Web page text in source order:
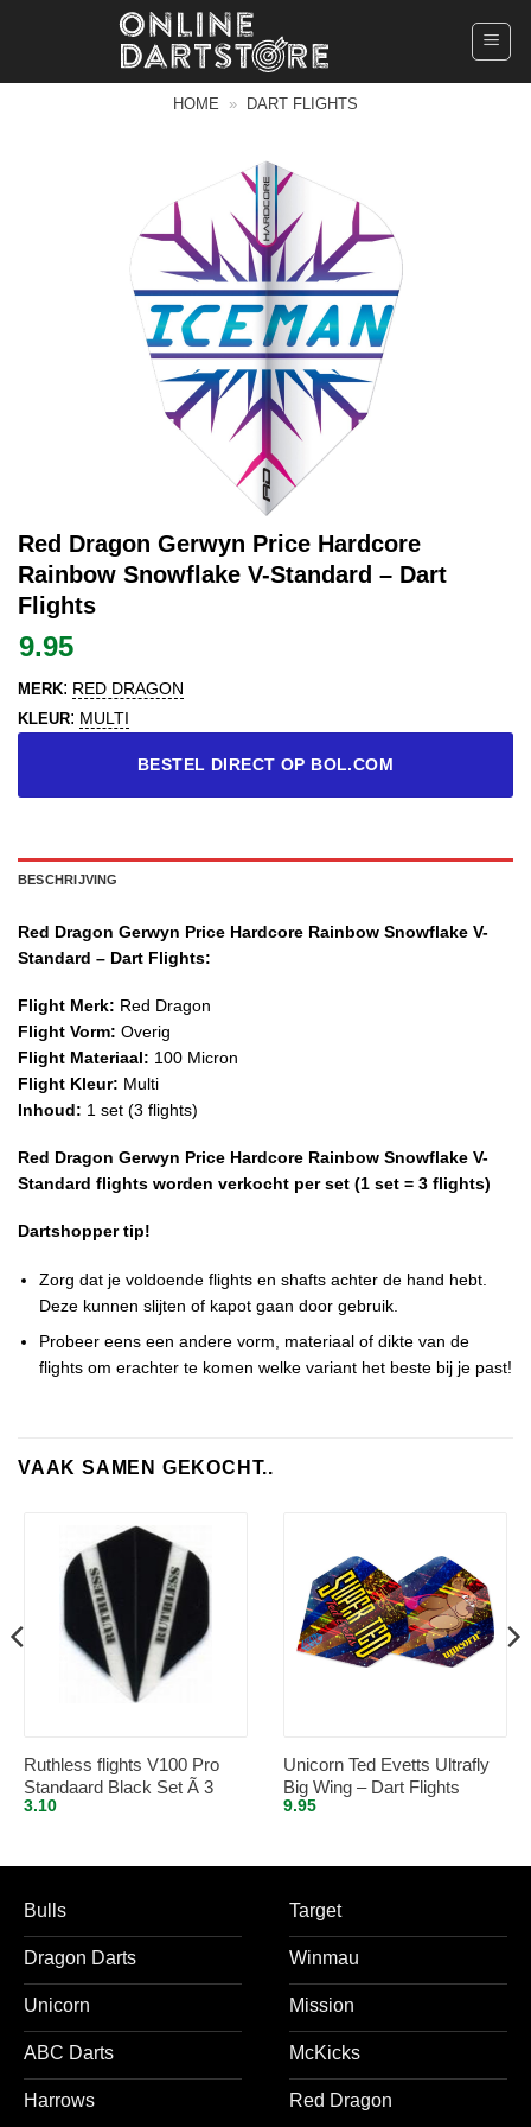
HOME » DART FLIGHTS
Red Dragon Gerwyn Price Hardcore
Rainbow Snowflake V-Standard – Dart
Flights
9.95
MERK: RED DRAGON
KLEUR: MULTI
BESTEL DIRECT OP BOL.COM
BESCHRIJVING
Red Dragon Gerwyn Price Hardcore Rainbow Snowflake V-
Standard – Dart Flights:
Flight Merk: Red Dragon
Flight Vorm: Overig
Flight Materiaal: 100 Micron
Flight Kleur: Multi
Inhoud: 1 set (3 flights)
Red Dragon Gerwyn Price Hardcore Rainbow Snowflake V-
Standard flights worden verkocht per set (1 set = 3 flights)
Dartshopper tip!
Zorg dat je voldoende flights en shafts achter de hand hebt.
Deze kunnen slijten of kapot gaan door gebruik.
Probeer eens een andere vorm, materiaal of dikte van de
flights om erachter te komen welke variant het beste bij je past!
VAAK SAMEN GEKOCHT..
Ruthless flights V100 Pro
Standaard Black Set Ã 3
stuks
3.10
Unicorn Ted Evetts Ultrafly
Big Wing – Dart Flights
9.95
Bulls
Dragon Darts
Unicorn
ABC Darts
Harrows
Target
Winmau
Mission
McKicks
Red Dragon